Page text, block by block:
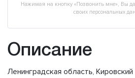
Нажимая на кнопку «Позвонить мне», Вы
своих персональных
Описание
Ленинградская область,